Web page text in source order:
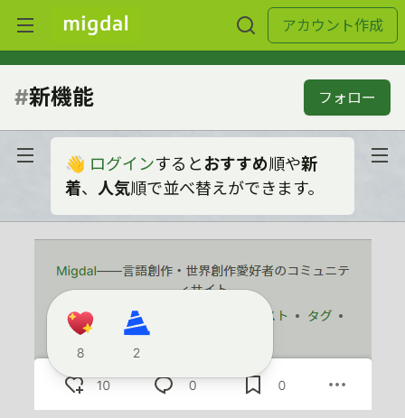
アカウント作成
#新機能 フォロー
👋 ログインするとおすすめ順や新
着、 人気順で並べ替えができます。